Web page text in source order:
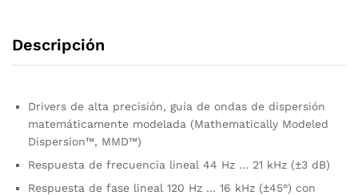
Descripción
Drivers de alta precisión, guía de ondas de dispersión
matemáticamente modelada (Mathematically Modeled
Dispersion™, MMD™)
Respuesta de frecuencia lineal 44 Hz … 21 kHz (±3 dB)
Respuesta de fase lineal 120 Hz … 16 kHz (±45°) con